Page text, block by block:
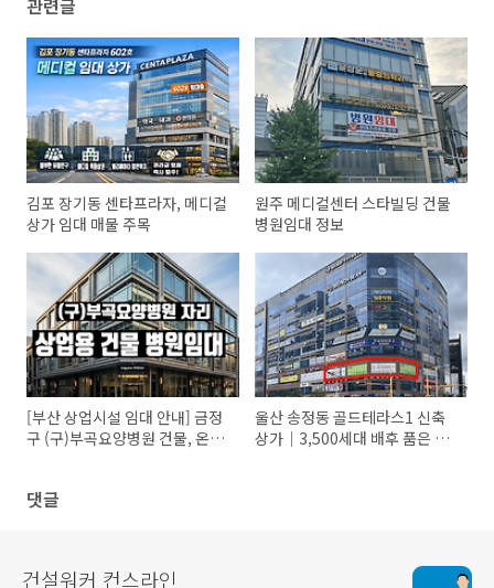
관련글
김포 장기동 센타프라자, 메디컬
상가 임대 매물 주목
원주 메디컬센터 스타빌딩 건물
병원임대 정보
[부산 상업시설 임대 안내] 금정
구 (구)부곡요양병원 건물, 온천
울산 송정동 골드테라스1 신축
상가｜3,500세대 배후 품은 의
댓글
건설워커 컨스라인